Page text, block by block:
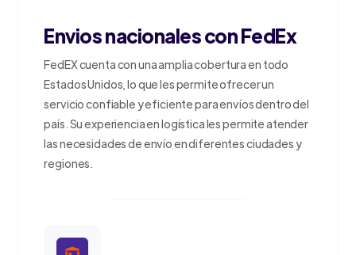
Envios nacionales con FedEx
FedEX cuenta con una amplia cobertura en todo
Estados Unidos, lo que les permite ofrecer un
servicio confiable y eficiente para envíos dentro del
país. Su experiencia en logística les permite atender
las necesidades de envío en diferentes ciudades y
regiones.